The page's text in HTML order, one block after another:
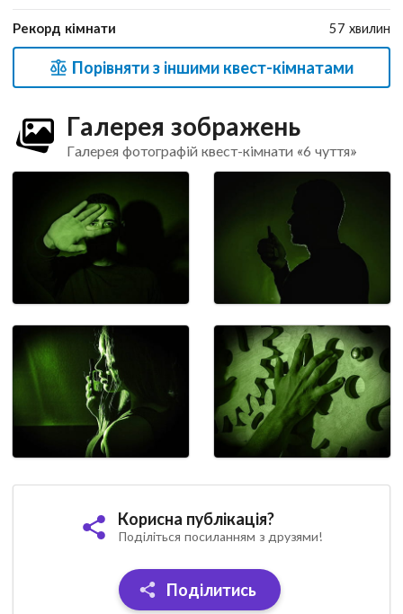
Рекорд кімнати 57 хвилин
Порівняти з іншими квест-кімнатами
Галерея зображень
Галерея фотографій квест-кімнати «6 чуття»
Корисна публікація?
Поділіться посиланням з друзями!
Поділитись